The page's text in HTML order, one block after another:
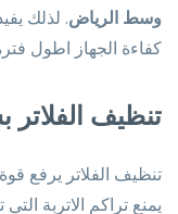
وسط الرياض. لذلك
كفاءة الجهاز اطول
تنظيف
تنظيف الفلاتر يرفع
يمنع تراكم الاتربة